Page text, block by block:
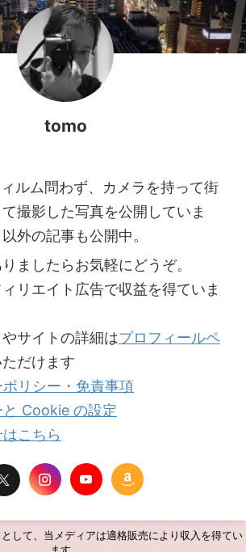
tomo
ルム問わず、カメラを持って街
撮影した写真を公開していま
外の記事も公開中。
ましたらお気軽にどうぞ。
リエイト広告で収益を得ていま
サイトの詳細はプロフィールペ
だけます
リシー・免責事項
Cookie の設定
こちら
して、当メディアは適格販売により収入を得てい